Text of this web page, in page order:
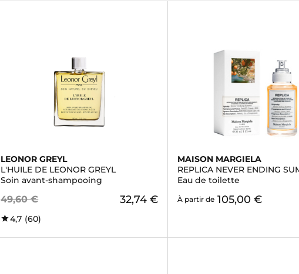
LEONOR GREYL
L'HUILE DE LEONOR GREYL
Soin avant-shampooing
49,60 € 32,74 €
4,7 (60)
MAISON MARGIELA
REPLICA NEVER ENDING
Eau de toilette
À partir de 105,00 €